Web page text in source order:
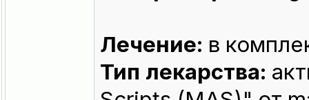
Лечение: в
Тип лекарства: